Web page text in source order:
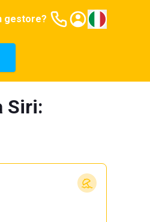
gestore?
Siri: